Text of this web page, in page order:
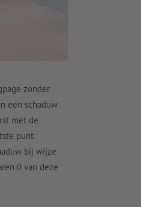
zonder
een schaduw
met de
punt
bij wijze
0 van deze